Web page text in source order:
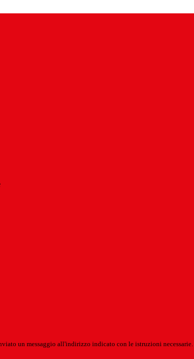
un messaggio all'indirizzo indicato con le istruzioni necessarie.